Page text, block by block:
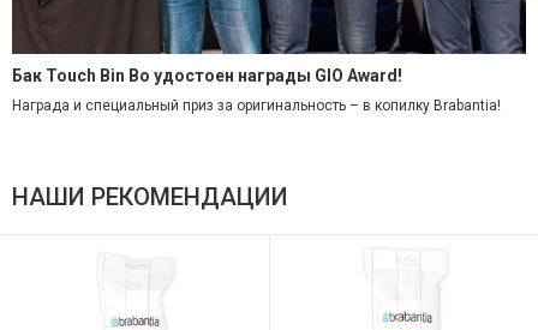
Бак Touch Bin Bo удостоен награды GIO Award!
Награда и специальный приз за оригинальность – в копилку Brabantia!
НАШИ РЕКОМЕНДАЦИИ